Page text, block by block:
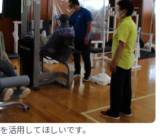
活用してほしいです。